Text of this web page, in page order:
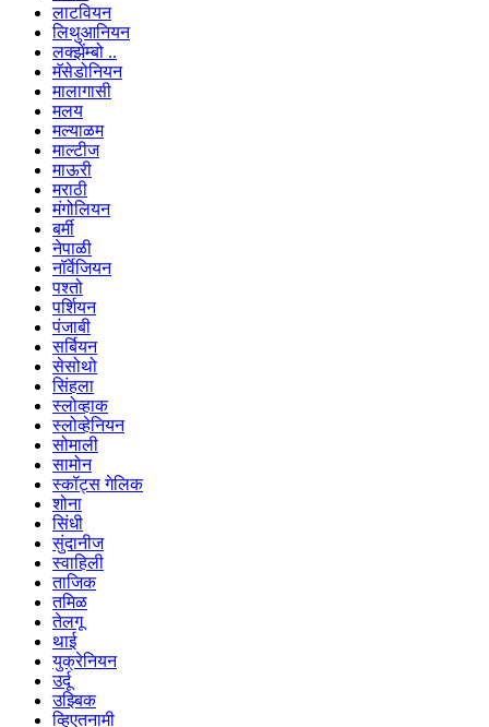
लाटवियन
लिथुआनियन
लक्झेंम्बो ..
मॅसेडोनियन
मालागासी
मलय
मल्याळम
माल्टीज
माऊरी
मराठी
मंगोलियन
बर्मी
नेपाळी
नॉर्वेजियन
पश्तो
पर्शियन
पंजाबी
सर्बियन
सेसोथो
सिंहला
स्लोव्हाक
स्लोव्हेनियन
सोमाली
सामोन
स्कॉट्स गेलिक
शोना
सिंधी
सुंदानीज
स्वाहिली
ताजिक
तमिळ
तेलगू
थाई
युक्रेनियन
उर्दू
उझ्बिक
व्हिएतनामी